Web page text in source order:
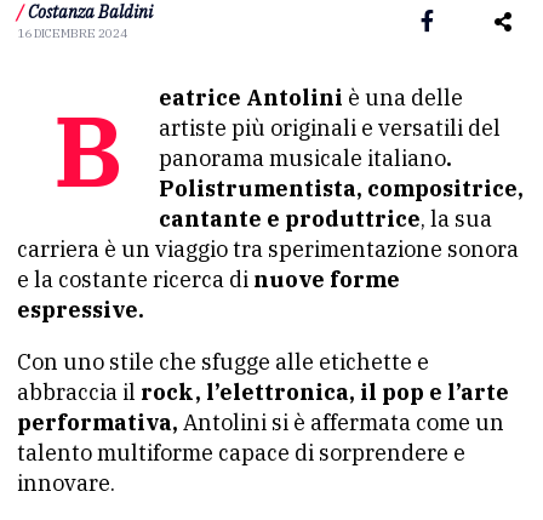
/ Costanza Baldini
16 DICEMBRE 2024
Beatrice Antolini è una delle
artiste più originali e versatili del
panorama musicale italiano.
Polistrumentista, compositrice,
cantante e produttrice, la sua
carriera è un viaggio tra sperimentazione sonora
e la costante ricerca di nuove forme
espressive.
Con uno stile che sfugge alle etichette e
abbraccia il rock, l’elettronica, il pop e l’arte
performativa, Antolini si è affermata come un
talento multiforme capace di sorprendere e
innovare.